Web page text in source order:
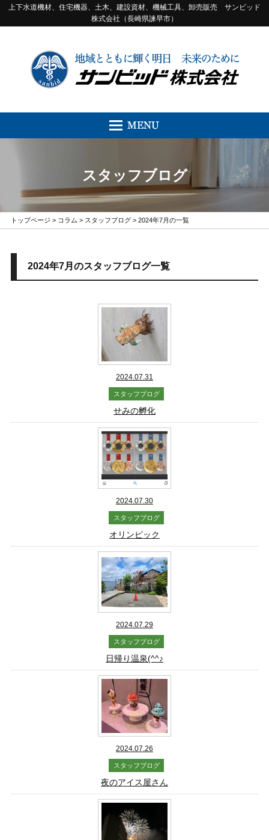
上下水道機材、住宅機器、土木、建設資材、機械工具、卸売販売 サンビッド
株式会社（長崎県諫早市）
スタッフブログ
トップページ > コラム > スタッフブログ> 2024年7月の一覧
2024年7月のスタッフブログ一覧
2024.07.31
スタッフブログ
せみの孵化
2024.07.30
スタッフブログ
オリンピック
2024.07.29
スタッフブログ
日帰り温泉(^^♪
2024.07.26
スタッフブログ
夜のアイス屋さん